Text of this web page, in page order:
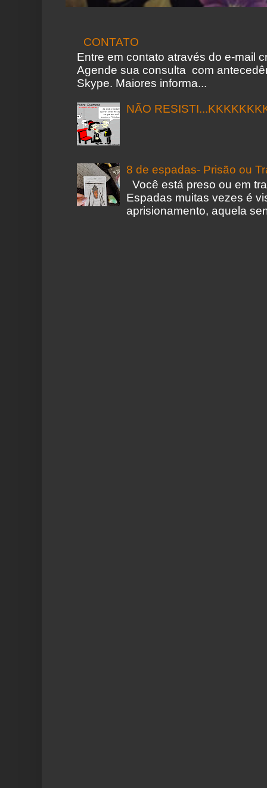
CONTATO
Entre em contato através do e-mail
Agende sua consulta com
Skype. Maiores informa...
NÃO
8 de espadas- Prisão ou
Você está preso ou em
Espadas muitas vezes é
aprisionamento, aquela